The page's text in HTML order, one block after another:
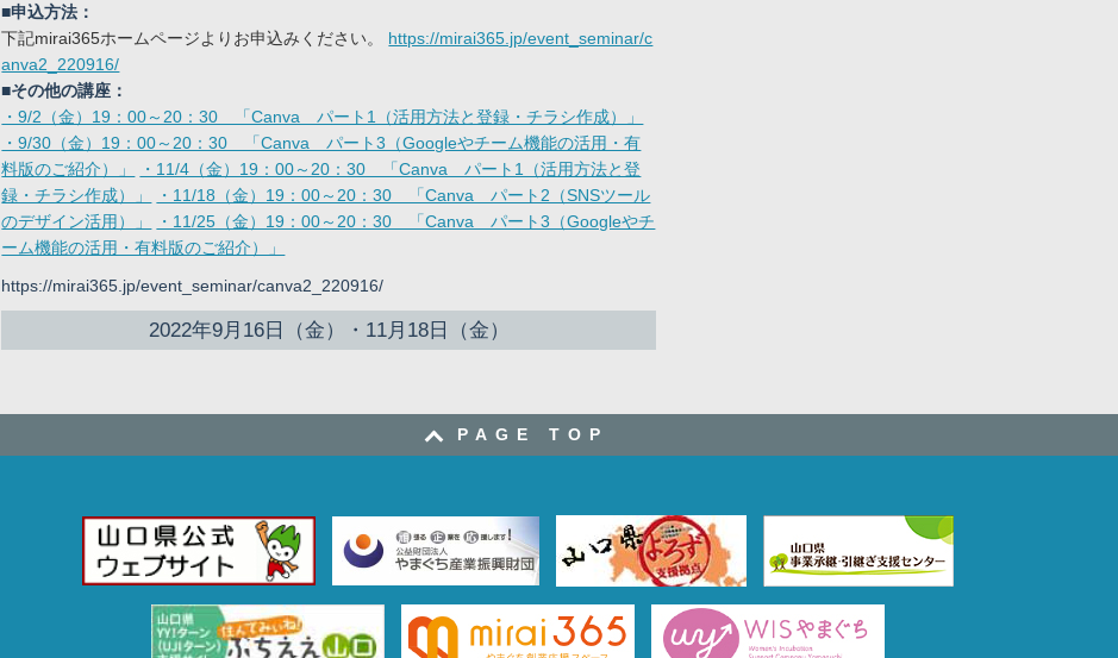
■申込方法：
下記mirai365ホームページよりお申込みください。 https://mirai365.jp/event_seminar/c
anva2_220916/
■その他の講座：
・9/2（金）19：00～20：30 「Canva パート1（活用方法と登録・チラシ作成）」
・9/30（金）19：00～20：30 「Canva パート3（Googleやチーム機能の活用・有
料版のご紹介）」
・11/4（金）19：00～20：30 「Canva パート1（活用方法と登
録・チラシ作成）」
・11/18（金）19：00～20：30 「Canva パート2（SNSツール
のデザイン活用）」
・11/25（金）19：00～20：30 「Canva パート3（Googleやチ
ーム機能の活用・有料版のご紹介）」
https://mirai365.jp/event_seminar/canva2_220916/
2022年9月16日（金）・11月18日（金）
PAGE TOP